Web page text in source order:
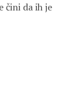
čini da ih je